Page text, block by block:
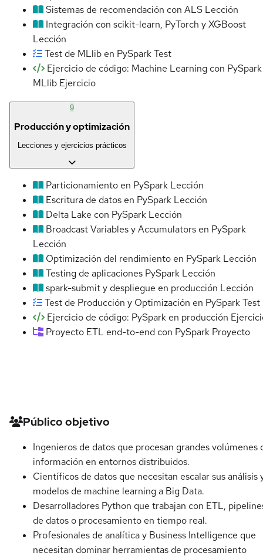
Sistemas de recomendación con ALS Lección
Integración con scikit-learn, PyTorch y XGBoost
Lección
Test de MLlib en PySparkTest
Ejercicio de código: Machine Learning con PySpark
MLlib Ejercicio
9
Producción y optimización
Lecciones y ejercicios prácticos
Particionamiento en PySpark Lección
Escritura de datos en PySpark Lección
Delta Lake con PySpark Lección
Broadcast Variables y Accumulators en PySpark
Lección
Optimización del rendimiento en PySpark Lección
Testing de aplicaciones PySpark Lección
spark-submit y despliegue en producción Lección
Test de Producción y Optimización en PySparkTest
Ejercicio de código: PySpark en producción
Proyecto ETL end-to-end con PySpark Proyecto
Detalles del curso
Público objetivo
Ingenieros de datos que procesan grandes volúmenes
información en entornos distribuidos.
Científicos de datos que necesitan escalar sus análisis
modelos de machine learning a Big Data.
Desarrolladores Python que trabajan con ETL,
de datos o procesamiento en tiempo real.
Profesionales de analítica y Business Intelligence que
necesitan dominar herramientas de procesamiento